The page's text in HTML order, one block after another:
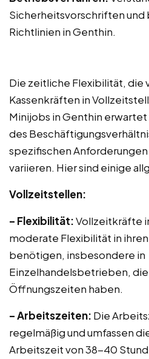
Sicherheitsvorschriften
Richtlinien in Genthin.
Die zeitliche Flexibilität, die
Kassenkräften in
Minijobs in Genthin erwartet
des
spezifischen
variieren. Hier sind einige
Vollzeitstellen:
– Flexibilität:Vollzeitkräfte
moderate Flexibilität in
benötigen, insbesondere in
Einzelhandelsbetrieben,
Öffnungszeiten haben.
– Arbeitszeiten: Die
regelmäßig und umfassen
Arbeitszeit von 38-40